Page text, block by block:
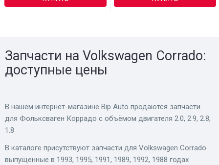
Запчасти на Volkswagen Corrado:
доступные цены
В нашем интернет-магазине Bip Auto продаются запчасти
для Фольксваген Коррадо с объёмом двигателя 2.0, 2.9, 2.8,
1.8
В каталоге присутствуют запчасти для Volkswagen Corrado
выпущенные в 1993, 1995, 1991, 1989, 1992, 1988 годах